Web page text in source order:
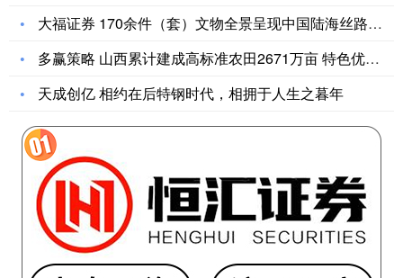
大福证券 170余件（套）文物全景呈现中国陆海丝路千年文化交
多赢策略 山西累计建成高标准农田2671万亩 特色优质农产品
天成创亿 相约在后特钢时代，相拥于人生之暮年